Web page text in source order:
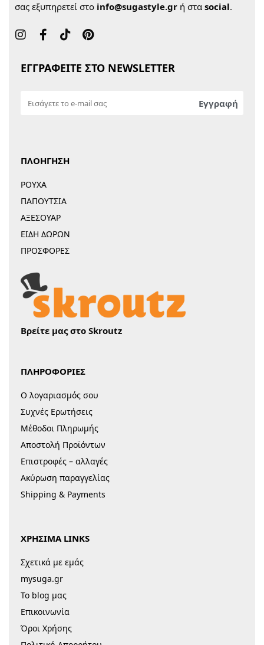
σας εξυπηρετεί στο info@sugastyle.gr ή στα social.
ΕΓΓΡΑΦΕΙΤΕ ΣΤΟ NEWSLETTER
ΠΛΟΗΓΗΣΗ
ΡΟΥΧΑ
ΠΑΠΟΥΤΣΙΑ
ΑΞΕΣΟΥΑΡ
ΕΙΔΗ ΔΩΡΩΝ
ΠΡΟΣΦΟΡΕΣ
Βρείτε μας στο Skroutz
ΠΛΗΡΟΦΟΡΙΕΣ
Ο λογαριασμός σου
Συχνές Ερωτήσεις
Μέθοδοι Πληρωμής
Αποστολή Προϊόντων
Επιστροφές – αλλαγές
Ακύρωση παραγγελίας
Shipping & Payments
ΧΡΗΣΙΜΑ LINKS
Σχετικά με εμάς
mysuga.gr
Το blog μας
Επικοινωνία
Όροι Χρήσης